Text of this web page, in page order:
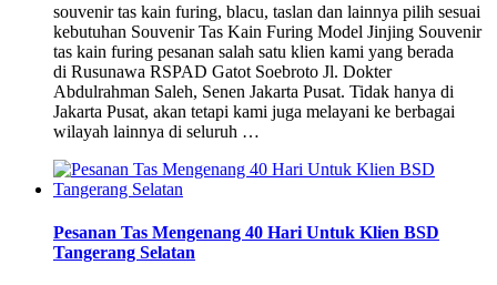
souvenir tas kain furing, blacu, taslan dan lainnya pilih sesuai
kebutuhan Souvenir Tas Kain Furing Model Jinjing Souvenir
tas kain furing pesanan salah satu klien kami yang berada
di Rusunawa RSPAD Gatot Soebroto Jl. Dokter
Abdulrahman Saleh, Senen Jakarta Pusat. Tidak hanya di
Jakarta Pusat, akan tetapi kami juga melayani ke berbagai
wilayah lainnya di seluruh …
Pesanan Tas Mengenang 40 Hari Untuk Klien BSD
Tangerang Selatan